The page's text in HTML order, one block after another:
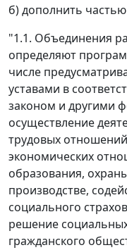
б) дополнить
"1.1. Объединения
определяют
числе
уставами в
законом и другими
осуществление
трудовых
экономических
образования,
производстве,
социального
решение
гражданского